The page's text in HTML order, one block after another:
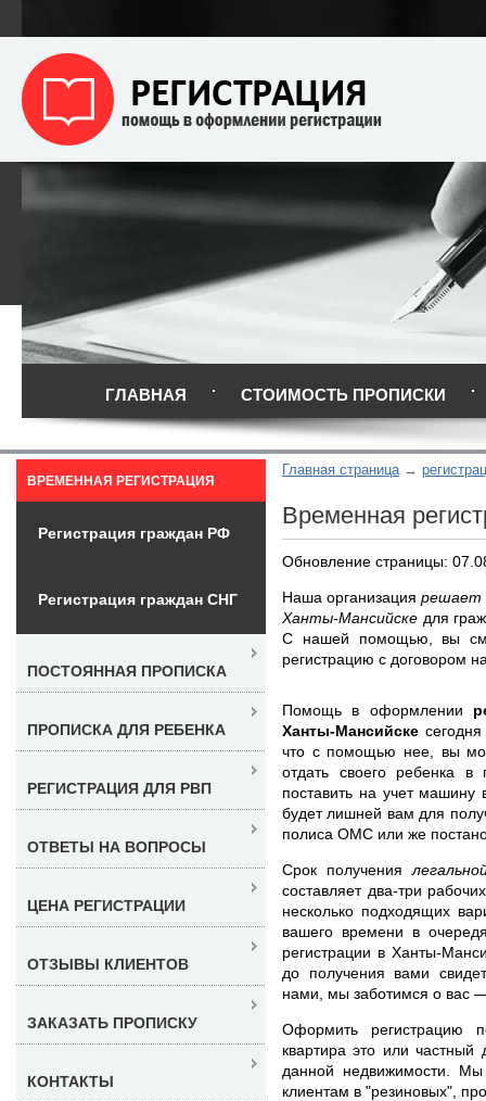
ГЛАВНАЯ СТОИМОСТЬ ПРОПИСКИ
Главная страница
Временная
Обновление страницы:
Наша организациярешает
Ханты-Мансийске для
С нашей помощью, вы
регистрацию с договором
Помощь в оформлении
Ханты-Мансийске
что с помощью нее, вы
отдать своего ребенка
поставить на учет
будет лишней вам для
полиса ОМС или же
Срок получения
составляет два-три
несколько подходящих
вашего времени в
регистрации в Ханты-
до получения вами
нами, мы заботимся о вас —
Оформить регистрацию
квартира это или частный
данной недвижимости. Мы
клиентам в "резиновых",
ВРЕМЕННАЯ РЕГИСТРАЦИЯ
Регистрация граждан РФ
Регистрация граждан СНГ
ПОСТОЯННАЯ ПРОПИСКА
ПРОПИСКА ДЛЯ РЕБЕНКА
РЕГИСТРАЦИЯ ДЛЯ РВП
ОТВЕТЫ НА ВОПРОСЫ
ЦЕНА РЕГИСТРАЦИИ
ОТЗЫВЫ КЛИЕНТОВ
ЗАКАЗАТЬ ПРОПИСКУ
КОНТАКТЫ